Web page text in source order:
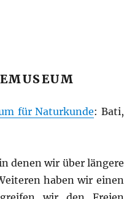
für Naturkunde: Bati,
denen wir über längere
haben wir einen